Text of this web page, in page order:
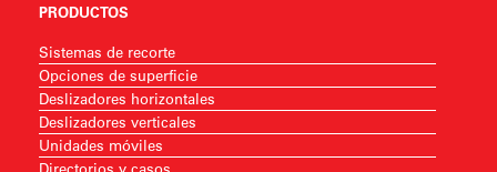
PRODUCTOS
Sistemas de recorte
Opciones de superficie
Deslizadores horizontales
Deslizadores verticales
Unidades móviles
Directorios y casos